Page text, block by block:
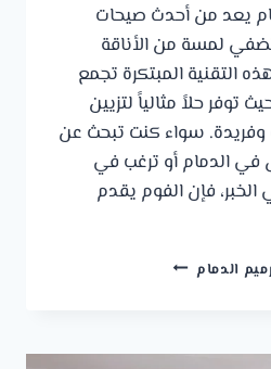
يعد من أحدث صيحات
لمسة من الأناقة
التقنية المبتكرة تجمع
توفر حلاً مثالياً لتزيين
وفريدة. سواء كنت تبحث عن
في الدمام أو ترغب في
فإن الفوم يقدم
الدمام تركيب
ت: